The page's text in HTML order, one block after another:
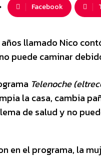
Facebook
años llamado Nico
puede caminar
Telenoche
la casa, cambia
de salud y no
en el programa, la